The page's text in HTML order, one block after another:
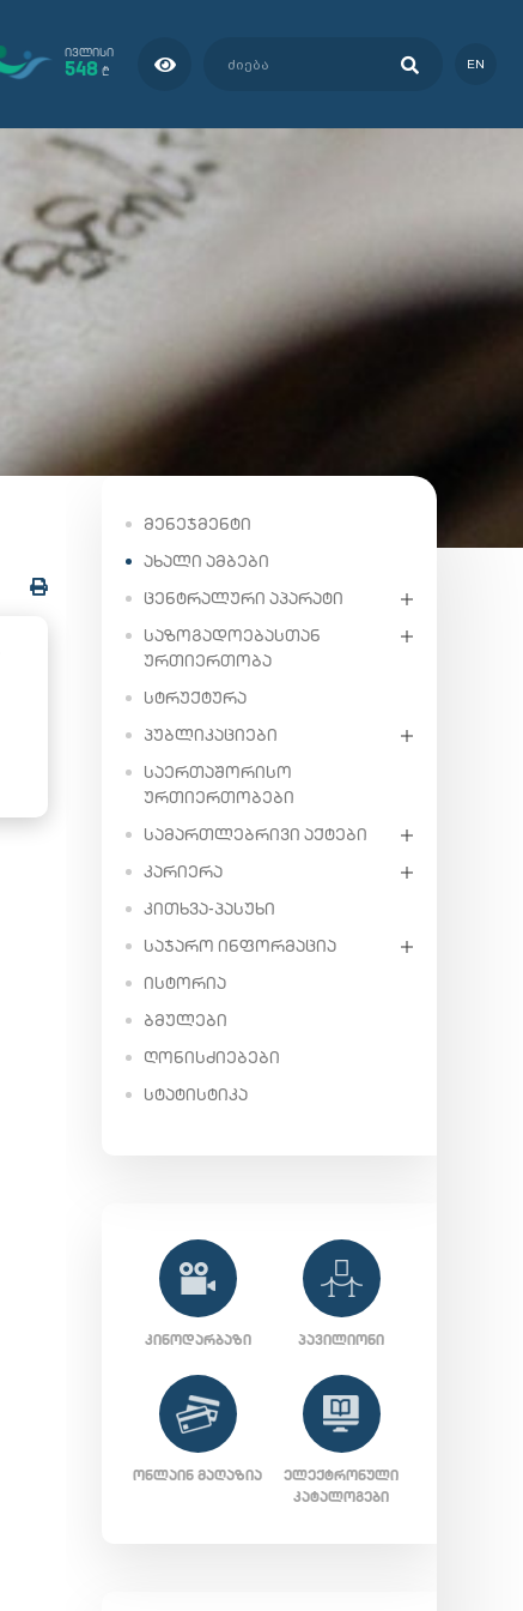
ᲘᲕᲚᲘᲡᲘ
548 ₾ EN
ᲛᲔᲜᲔᲯᲛᲔᲜᲢᲘ
ᲐᲮᲐᲚᲘ ᲐᲛᲑᲔᲑᲘ
ᲪᲔᲜᲢᲠᲐᲚᲣᲠᲘ ᲐᲞᲐᲠᲐᲢᲘ
ᲡᲐᲖᲝᲒᲐᲓᲝᲔᲑᲐᲡᲗᲐᲜ
ᲣᲠᲗᲘᲔᲠᲗᲝᲑᲐ
ᲡᲢᲠᲣᲥᲢᲣᲠᲐ
ᲞᲣᲑᲚᲘᲙᲐᲪᲘᲔᲑᲘ
ᲡᲐᲔᲠᲗᲐᲨᲝᲠᲘᲡᲝ
ᲣᲠᲗᲘᲔᲠᲗᲝᲑᲔᲑᲘ
ᲡᲐᲛᲐᲠᲗᲚᲔᲑᲠᲘᲕᲘ ᲐᲥᲢᲔᲑᲘ
ᲙᲐᲠᲘᲔᲠᲐ
ᲙᲘᲗᲮᲕᲐ-ᲞᲐᲡᲣᲮᲘ
ᲡᲐᲯᲐᲠᲝ ᲘᲜᲤᲝᲠᲛᲐᲪᲘᲐ
ᲘᲡᲢᲝᲠᲘᲐ
ᲑᲛᲣᲚᲔᲑᲘ
ᲦᲝᲜᲘᲡᲫᲘᲔᲑᲔᲑᲘ
ᲡᲢᲐᲢᲘᲡᲢᲘᲙᲐ
ᲙᲘᲜᲝᲓᲐᲠᲑᲐᲖᲘ ᲞᲐᲕᲘᲚᲘᲝᲜᲘ
ᲝᲜᲚᲐᲘᲜ ᲛᲐᲦᲐᲖᲘᲐ
ᲔᲚᲔᲥᲢᲠᲝᲜᲣᲚᲘ
ᲙᲐᲢᲐᲚᲝᲒᲔᲑᲘ